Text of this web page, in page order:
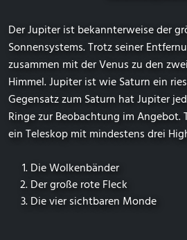
Der Jupiter ist bekannterweise der
Sonnensystems. Trotz seiner
zusammen mit der Venus zu den
Himmel. Jupiter ist wie Saturn ein
Gegensatz zum Saturn hat Jupiter
Ringe zur Beobachtung im Angebot.
ein Teleskop mit mindestens drei
Die Wolkenbänder
Der große rote Fleck
Die vier sichtbaren Monde